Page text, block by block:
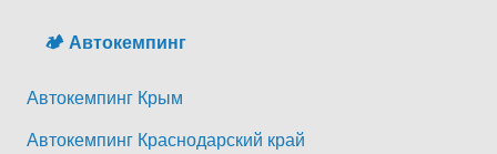
🏕️ Автокемпинг
Автокемпинг Крым
Автокемпинг Краснодарский край